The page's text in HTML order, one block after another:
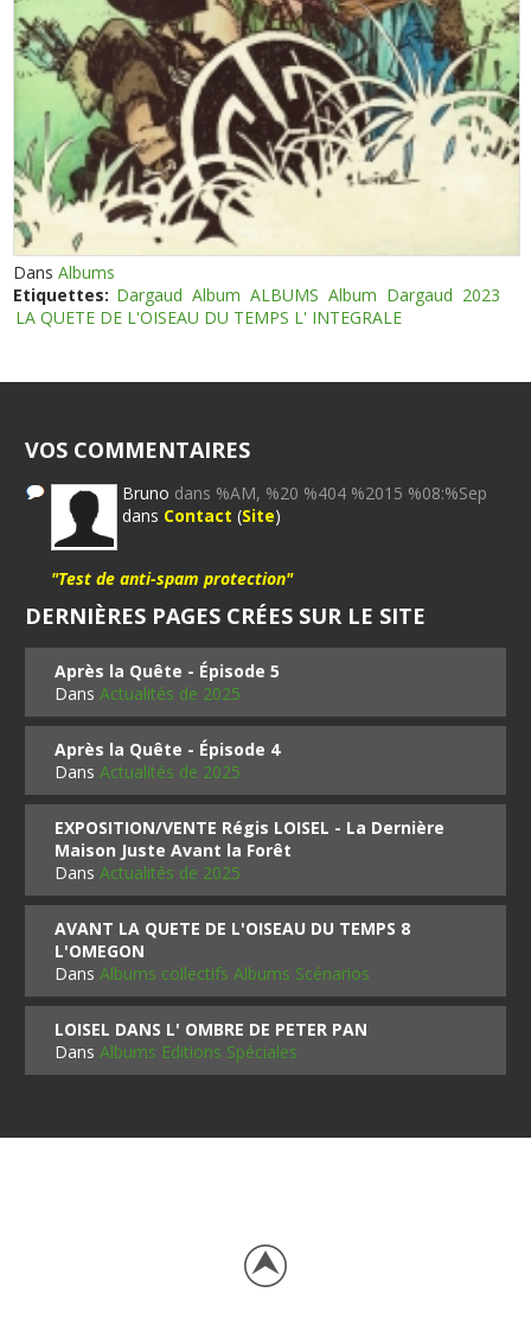
DansAlbums
Etiquettes: Dargaud Album ALBUMS Album Dargaud 2023
LA QUETE DE L'OISEAU DU TEMPS L' INTEGRALE
VOS COMMENTAIRES
Bruno dans %AM, %20 %404 %2015 %08:%Sep
dans Contact (Site)
"Test de anti-spam protection"
DERNIÈRES PAGES CRÉES SUR LE SITE
Après la Quête - Épisode 5
DansActualités de 2025
Après la Quête - Épisode 4
DansActualités de 2025
EXPOSITION/VENTE Régis LOISEL - La Dernière
Maison Juste Avant la Forêt
DansActualités de 2025
AVANT LA QUETE DE L'OISEAU DU TEMPS 8
L'OMEGON
DansAlbums collectifs Albums Scénarios
LOISEL DANS L' OMBRE DE PETER PAN
DansAlbums Editions Spéciales